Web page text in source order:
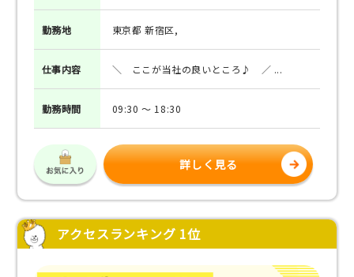
勤務地 東京都 新宿区,
仕事内容 ＼ ここが当社の良いところ♪ ／ ...
勤務時間 09:30 ～ 18:30
詳しく見る
アクセスランキング 1位